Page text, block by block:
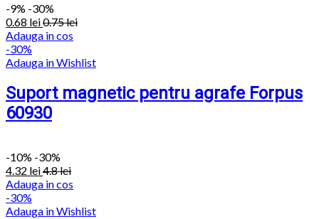
-9% -30%
0.68 lei0.75lei
Adauga in cos
-30%
Adauga in Wishlist
Suport magnetic pentru agrafe Forpus
60930
-10% -30%
4.32 lei4.8lei
Adauga in cos
-30%
Adauga in Wishlist